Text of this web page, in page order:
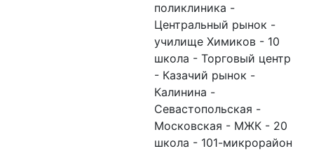
поликлиника -
Центральный рынок -
училище Химиков - 10
школа - Торговый центр
- Казачий рынок -
Калинина -
Севастопольская -
Московская - МЖК - 20
школа - 101-микрорайон